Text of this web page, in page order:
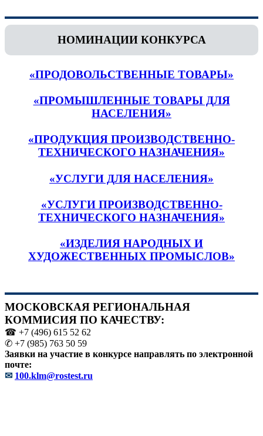
НОМИНАЦИИ КОНКУРСА
«ПРОДОВОЛЬСТВЕННЫЕ ТОВАРЫ»
«ПРОМЫШЛЕННЫЕ ТОВАРЫ ДЛЯ
НАСЕЛЕНИЯ»
«ПРОДУКЦИЯ ПРОИЗВОДСТВЕННО-
ТЕХНИЧЕСКОГО НАЗНАЧЕНИЯ»
«УСЛУГИ ДЛЯ НАСЕЛЕНИЯ»
«УСЛУГИ ПРОИЗВОДСТВЕННО-
ТЕХНИЧЕСКОГО НАЗНАЧЕНИЯ»
«ИЗДЕЛИЯ НАРОДНЫХ И
ХУДОЖЕСТВЕННЫХ ПРОМЫСЛОВ»
МОСКОВСКАЯ РЕГИОНАЛЬНАЯ
КОММИСИЯ ПО КАЧЕСТВУ:
☎ +7 (496) 615 52 62
✆ +7 (985) 763 50 59
Заявки на участие в конкурсе направлять по электронной
почте:
✉ 100.klm@rostest.ru